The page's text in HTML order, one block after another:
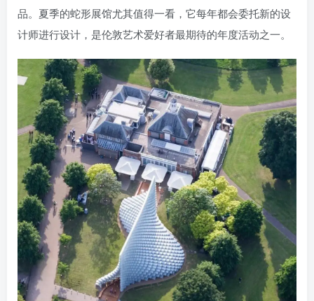
品。夏季的蛇形展馆尤其值得一看，它每年都会委托新的设
计师进行设计，是伦敦艺术爱好者最期待的年度活动之一。